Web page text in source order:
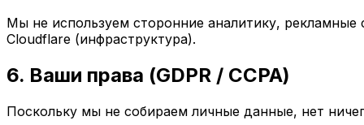
Мы не используем сторонние аналитику,
Cloudflare (инфраструктура).
6. Ваши права (GDPR / CCPA)
Поскольку мы не собираем личные данные, нет